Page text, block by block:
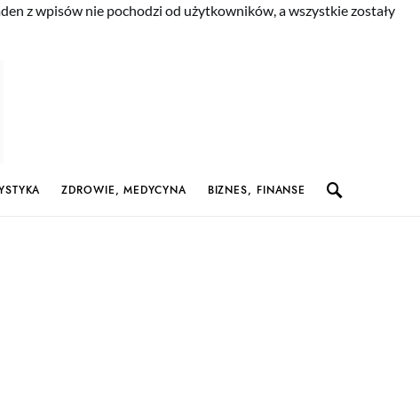
z wpisów nie pochodzi od użytkowników, a wszystkie zostały
ZDROWIE, MEDYCYNA BIZNES, FINANSE